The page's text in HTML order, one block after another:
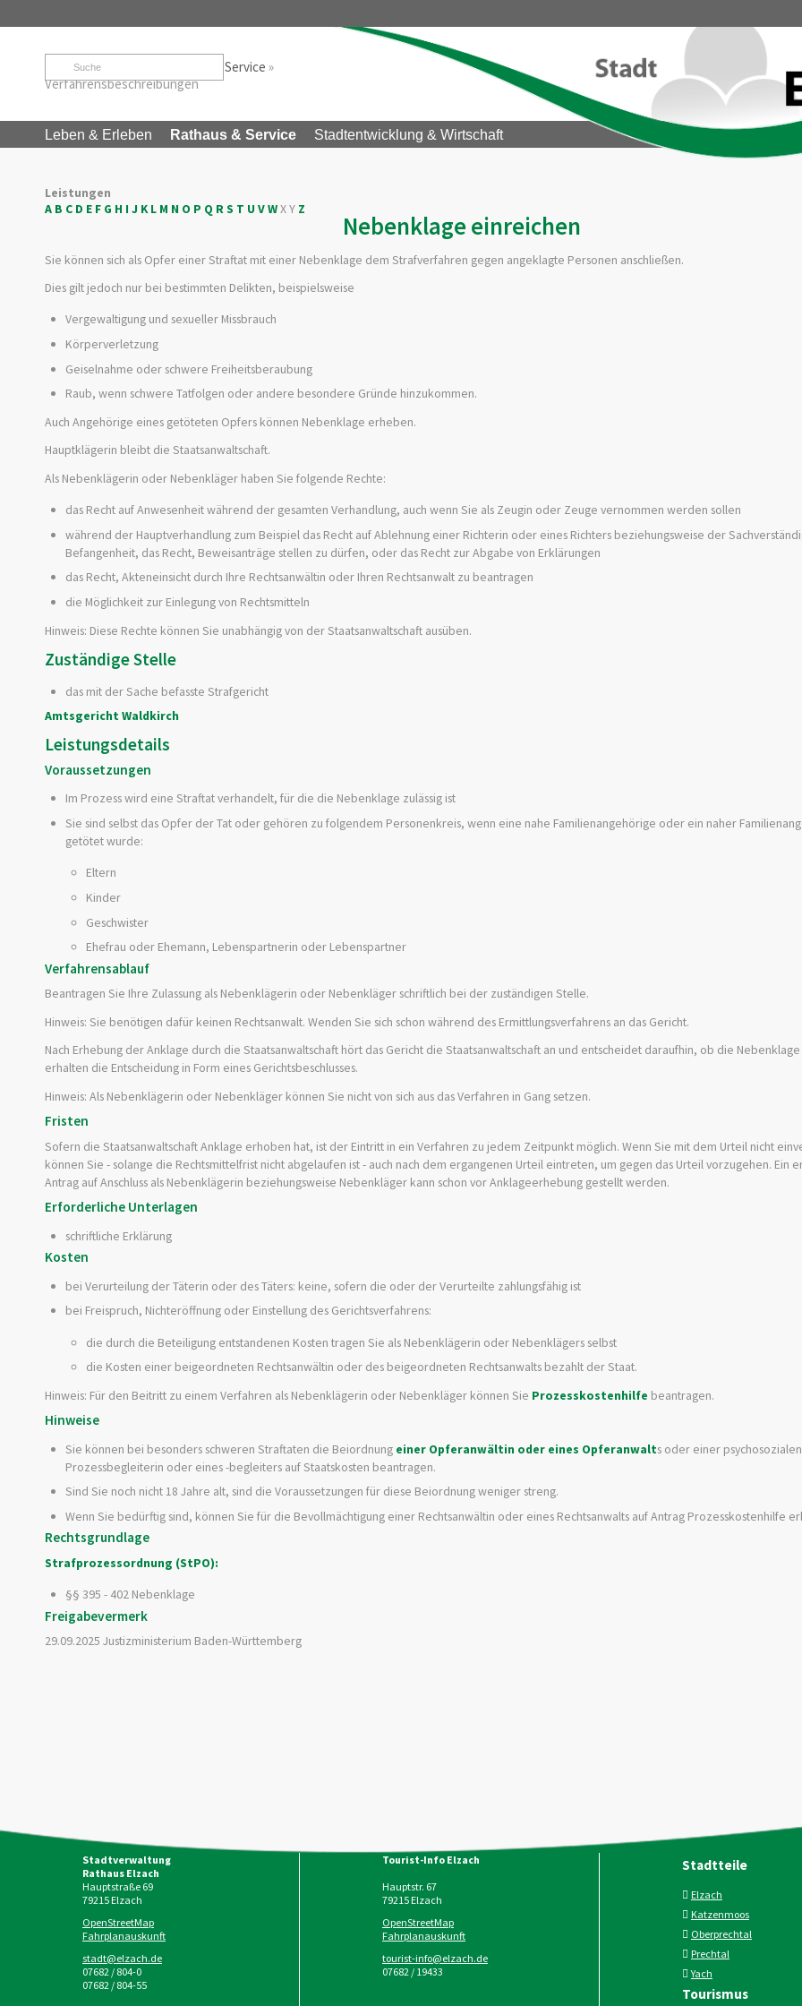
Startseite Service »
Verfahrensbeschreibungen
Leben & Erleben Rathaus & Service Stadtentwicklung & Wirtschaft
Leistungen
A B C D E F G H I J K L M N O P Q RS T U VWXY Z
Nebenklage einreichen
Sie können sich als Opfer einer Straftat mit einer Nebenklage dem Strafverfahren gegen angeklagte Personen anschließen.
Dies gilt jedoch nur bei bestimmten Delikten, beispielsweise
Vergewaltigung und sexueller Missbrauch
Körperverletzung
Geiselnahme oder schwere Freiheitsberaubung
Raub, wenn schwere Tatfolgen oder andere besondere Gründe hinzukommen.
Auch Angehörige eines getöteten Opfers können Nebenklage erheben.
Hauptklägerin bleibt die Staatsanwaltschaft.
Als Nebenklägerin oder Nebenkläger haben Sie folgende Rechte:
das Recht auf Anwesenheit während der gesamten Verhandlung, auch wenn Sie als Zeugin oder Zeuge vernommen werden sollen
während der Hauptverhandlung zum Beispiel das Recht auf Ablehnung einer Richterin oder eines Richters beziehungsweise der
Befangenheit, das Recht, Beweisanträge stellen zu dürfen, oder das Recht zur Abgabe von Erklärungen
das Recht, Akteneinsicht durch Ihre Rechtsanwältin oder Ihren Rechtsanwalt zu beantragen
die Möglichkeit zur Einlegung von Rechtsmitteln
Hinweis: Diese Rechte können Sie unabhängig von der Staatsanwaltschaft ausüben.
Zuständige Stelle
das mit der Sache befasste Strafgericht
Amtsgericht Waldkirch
Leistungsdetails
Voraussetzungen
Im Prozess wird eine Straftat verhandelt, für die die Nebenklage zulässig ist
Sie sind selbst das Opfer der Tat oder gehören zu folgendem Personenkreis, wenn eine nahe Familienangehörige oder ein naher
getötet wurde:
Eltern
Kinder
Geschwister
Ehefrau oder Ehemann, Lebenspartnerin oder Lebenspartner
Verfahrensablauf
Beantragen Sie Ihre Zulassung als Nebenklägerin oder Nebenkläger schriftlich bei der zuständigen Stelle.
Hinweis: Sie benötigen dafür keinen Rechtsanwalt. Wenden Sie sich schon während des Ermittlungsverfahrens an das Gericht.
Nach Erhebung der Anklage durch die Staatsanwaltschaft hört das Gericht die Staatsanwaltschaft an und entscheidet daraufhin, ob die Nebenklage
erhalten die Entscheidung in Form eines Gerichtsbeschlusses.
Hinweis: Als Nebenklägerin oder Nebenkläger können Sie nicht von sich aus das Verfahren in Gang setzen.
Fristen
Sofern die Staatsanwaltschaft Anklage erhoben hat, ist der Eintritt in ein Verfahren zu jedem Zeitpunkt möglich. Wenn Sie mit dem Urteil nicht
können Sie - solange die Rechtsmittelfrist nicht abgelaufen ist - auch nach dem ergangenen Urteil eintreten, um gegen das Urteil vorzugehen. Ein
Antrag auf Anschluss als Nebenklägerin beziehungsweise Nebenkläger kann schon vor Anklageerhebung gestellt werden.
Erforderliche Unterlagen
schriftliche Erklärung
Kosten
bei Verurteilung der Täterin oder des Täters: keine, sofern die oder der Verurteilte zahlungsfähig ist
bei Freispruch, Nichteröffnung oder Einstellung des Gerichtsverfahrens:
die durch die Beteiligung entstandenen Kosten tragen Sie als Nebenklägerin oder Nebenklägers selbst
die Kosten einer beigeordneten Rechtsanwältin oder des beigeordneten Rechtsanwalts bezahlt der Staat.
Hinweis: Für den Beitritt zu einem Verfahren als Nebenklägerin oder Nebenkläger können Sie Prozesskostenhilfe beantragen.
Hinweise
Sie können bei besonders schweren Straftaten die Beiordnung einer Opferanwältin oder eines Opferanwalts oder einer psychosozialen
Prozessbegleiterin oder eines -begleiters auf Staatskosten beantragen.
Sind Sie noch nicht 18 Jahre alt, sind die Voraussetzungen für diese Beiordnung weniger streng.
Wenn Sie bedürftig sind, können Sie für die Bevollmächtigung einer Rechtsanwältin oder eines Rechtsanwalts auf Antrag Prozesskostenhilfe
Rechtsgrundlage
Strafprozessordnung (StPO):
§§ 395 - 402 Nebenklage
Freigabevermerk
29.09.2025 Justizministerium Baden-Württemberg
Stadtverwaltung
Rathaus Elzach
Hauptstraße 69
79215Elzach
OpenStreetMap
Fahrplanauskunft
stadt@elzach.de
07682 / 804-0
07682 / 804-55
Tourist-Info Elzach
Hauptstr. 67
79215Elzach
OpenStreetMap
Fahrplanauskunft
tourist-info@elzach.de
07682 / 19433
Stadtteile
Elzach
Katzenmoos
Oberprechtal
Prechtal
Yach
Tourismus